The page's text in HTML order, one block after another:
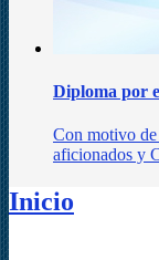
Diploma por
Con motivo
aficionados y
Inicio